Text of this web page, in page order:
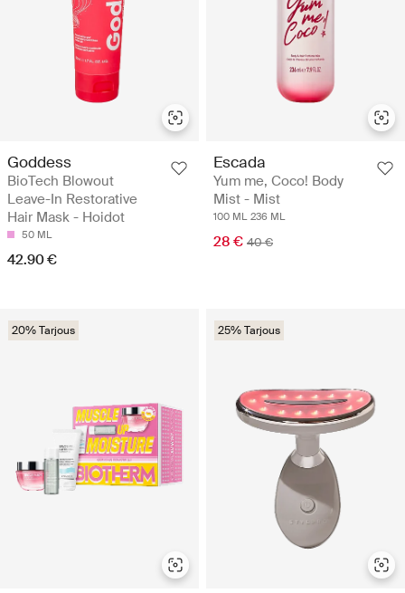
Goddess
BioTech Blowout
Leave-In Restorative
Hair Mask - Hoidot
50 ML
42.90 €
Escada
Yum me, Coco! Body
Mist - Mist
100 ML 236 ML
28 € 40 €
20% Tarjous 25% Tarjous